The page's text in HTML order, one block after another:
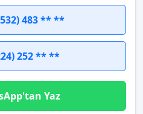
483 ** **
252 ** **
Yaz